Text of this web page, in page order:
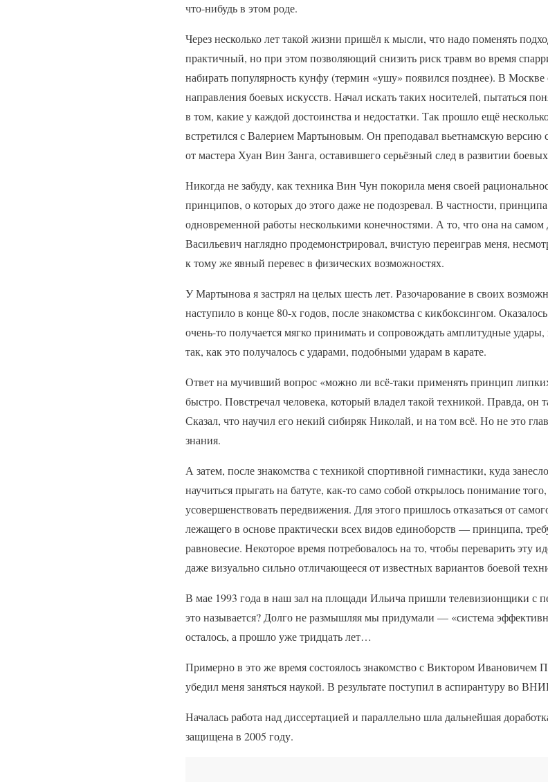
что-нибудь в этом роде.
Через несколько лет такой жизни пришёл к мысли, что надо поменять
практичный, но при этом позволяющий снизить риск травм во время
набирать популярность кунфу (термин «ушу» появился позднее). В Москве
направления боевых искусств. Начал искать таких носителей, пытаться
в том, какие у каждой достоинства и недостатки. Так прошло ещё
встретился с Валерием Мартыновым. Он преподавал вьетнамскую версию
от мастера Хуан Вин Занга, оставившего серьёзный след в развитии
Никогда не забуду, как техника Вин Чун покорила меня своей
принципов, о которых до этого даже не подозревал. В частности,
одновременной работы несколькими конечностями. А то, что она на
Васильевич наглядно продемонстрировал, вчистую переиграв меня,
к тому же явный перевес в физических возможностях.
У Мартынова я застрял на целых шесть лет. Разочарование в своих
наступило в конце 80-х годов, после знакомства с кикбоксингом.
очень-то получается мягко принимать и сопровождать амплитудные
так, как это получалось с ударами, подобными ударам в карате.
Ответ на мучивший вопрос «можно ли всё-таки применять принцип
быстро. Повстречал человека, который владел такой техникой. Правда, он
Сказал, что научил его некий сибиряк Николай, и на том всё. Но не это
знания.
А затем, после знакомства с техникой спортивной гимнастики, куда
научиться прыгать на батуте, как-то само собой открылось понимание
усовершенствовать передвижения. Для этого пришлось отказаться от
лежащего в основе практически всех видов единоборств — принципа,
равновесие. Некоторое время потребовалось на то, чтобы переварить эту
даже визуально сильно отличающееся от известных вариантов боевой
В мае 1993 года в наш зал на площади Ильича пришли телевизионщики с
это называется? Долго не размышляя мы придумали — «система
осталось, а прошло уже тридцать лет…
Примерно в это же время состоялось знакомство с Виктором
убедил меня заняться наукой. В результате поступил в аспирантуру во
Началась работа над диссертацией и параллельно шла дальнейшая
защищена в 2005 году.